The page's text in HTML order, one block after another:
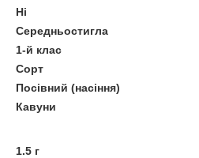
Ні
Середньостигла
1-й клас
Сорт
Посівний (насіння)
Кавуни
1.5 г